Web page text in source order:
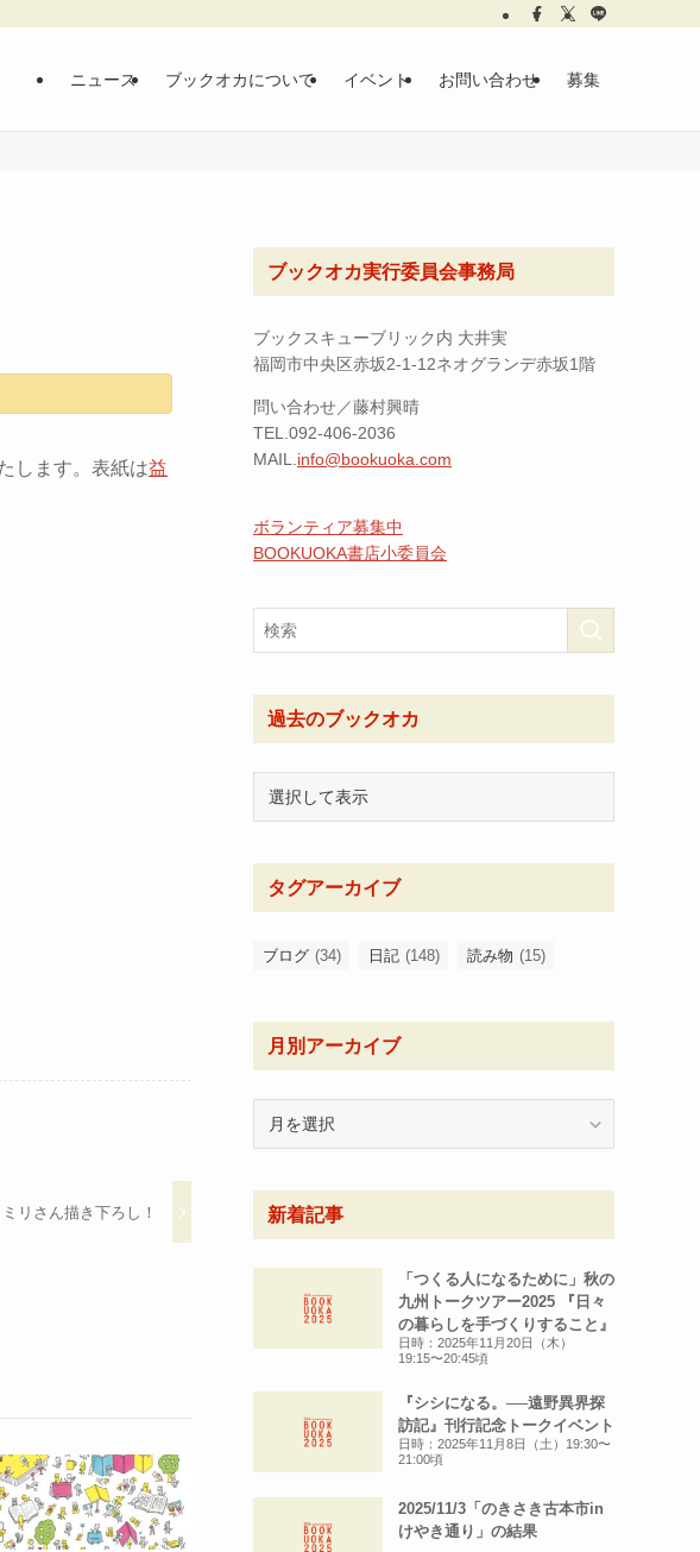
ニュース ブックオカについて イベント お問い合わせ 募集
します。表紙は益
リさん描き下ろし！
ブックオカ実行委員会事務局
ブックスキューブリック内 大井実
福岡市中央区赤坂2-1-12ネオグランデ赤坂1階
問い合わせ／藤村興晴
TEL.092-406-2036
MAIL. info@bookuoka.com
ボランティア募集中
BOOKUOKA書店小委員会
過去のブックオカ
タグアーカイブ
ブログ (34) 日記 (148) 読み物 (15)
月別アーカイブ
ー
イ
ブ
新着記事
「つくる人になるために」秋の
九州トークツアー2025 『日々
の暮らしを手づくりすること』
日時：2025年11月20日（木）
19:15〜20:45頃
『シシになる。──遠野異界探
訪記』刊行記念トークイベント
日時：2025年11月8日（土）19:30〜
21:00頃
2025/11/3「のきさき古本市in
けやき通り」の結果